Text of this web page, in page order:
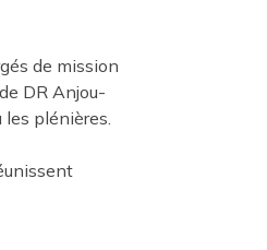
de mission
DR Anjou-
plénières.